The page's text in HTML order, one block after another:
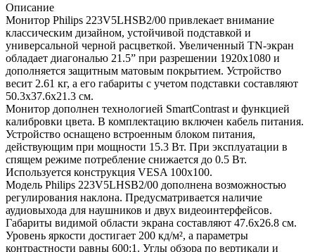
Описание
Монитор Philips 223V5LHSB2/00 привлекает внимание
классическим дизайном, устойчивой подставкой и
универсальной черной расцветкой. Увеличенный TN-экран
обладает диагональю 21.5” при разрешении 1920х1080 и
дополняется защитным матовым покрытием. Устройство
весит 2.61 кг, а его габариты с учетом подставки составляют
50.3х37.6х21.3 см.
Монитор дополнен технологией SmartContrast и функцией
калибровки цвета. В комплектацию включен кабель питания.
Устройство оснащено встроенным блоком питания,
действующим при мощности 15.3 Вт. При эксплуатации в
спящем режиме потребление снижается до 0.5 Вт.
Используется конструкция VESA 100x100.
Модель Philips 223V5LHSB2/00 дополнена возможностью
регулирования наклона. Предусматривается наличие
аудиовыхода для наушников и двух видеоинтерфейсов.
Габариты видимой области экрана составляют 47.6х26.8 см.
Уровень яркости достигает 200 кд/м², а параметры
контрастности равны 600:1. Углы обзора по вертикали и